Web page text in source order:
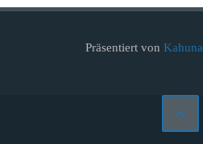
Präsentiert von Kahuna